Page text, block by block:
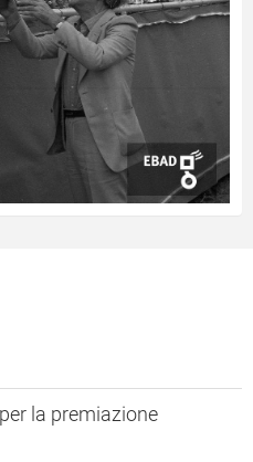
la premiazione